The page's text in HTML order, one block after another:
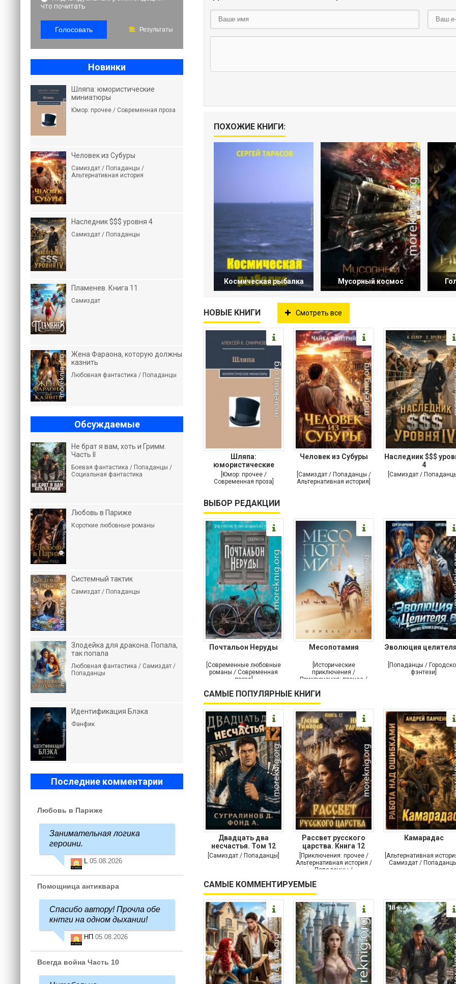
ПОХОЖИЕ КНИГИ:
Космическая рыбалка Мусорный космос
НОВЫЕ КНИГИ Смотреть все
Шляпа:
юмористические
миниатюры
[Юмор: прочее /
Современная проза]
Человек из Субуры
[Самиздат / Попаданцы /
Альтернативная история]
Наследник $$$
4
[Самиздат /
ВЫБОР РЕДАКЦИИ
Почтальон Неруды
[Современные любовные
романы / Современная
проза]
Месопотамия
[Исторические
приключения /
Приключения: прочее /
Историческая проза]
Эволюция
[Попаданцы /
фэнтези]
САМЫЕ ПОПУЛЯРНЫЕ КНИГИ
Двадцать два
несчастья. Том 12
[Самиздат / Попаданцы]
Рассвет русского
царства. Книга 12
[Приключения: прочее /
Альтернативная история /
Попаданцы /
приключения]
Камарадас
[Альтернативная
Самиздат /
САМЫЕ КОММЕНТИРУЕМЫЕ
что почитать
Голосовать Результаты
Новинки
Шляпа: юмористические
миниатюры
Юмор: прочее / Современная проза
Человек из Субуры
Самиздат / Попаданцы /
Альтернативная история
Наследник $$$ уровня 4
Самиздат / Попаданцы
Пламенев. Книга 11
Самиздат
Жена Фараона, которую должны
казнить
Любовная фантастика / Попаданцы
Обсуждаемые
Не брат я вам, хоть и Гримм.
Часть II
Боевая фантастика / Попаданцы /
Социальная фантастика
Любовь в Париже
Короткие любовные романы
Системный тактик
Самиздат / Попаданцы
Злодейка для дракона. Попала,
так попала
Любовная фантастика / Самиздат /
Попаданцы
Идентификация Блэка
Фанфик
Последние комментарии
Любовь в Париже
Занимательная логика
героини.
L 05.08.2026
Помощница антиквара
Спасибо автору! Прочла обе
кнтги на одном дыхании!
НП 05.08.2026
Всегда война Часть 10